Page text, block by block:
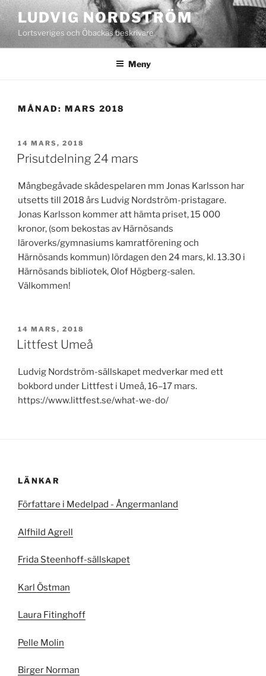
Hoppa
till
innehåll
LUDVIG NORDSTRÖM
Lortsveriges och Öbackas beskrivare
Meny
MÅNAD: MARS 2018
PUBLICERAT
14 MARS, 2018
Prisutdelning 24 mars
Mångbegåvade skådespelaren mm Jonas Karlsson har
utsetts till 2018 års Ludvig Nordström-pristagare.
Jonas Karlsson kommer att hämta priset, 15 000
kronor, (som bekostas av Härnösands
läroverks/gymnasiums kamratförening och
Härnösands kommun) lördagen den 24 mars, kl. 13.30 i
Härnösands bibliotek, Olof Högberg-salen.
Välkommen!
PUBLICERAT
14 MARS, 2018
Littfest Umeå
Ludvig Nordström-sällskapet medverkar med ett
bokbord under Littfest i Umeå, 16–17 mars.
https://www.littfest.se/what-we-do/
LÄNKAR
Författare i Medelpad - Ångermanland
Alfhild Agrell
Frida Steenhoff-sällskapet
Karl Östman
Laura Fitinghoff
Pelle Molin
Birger Norman